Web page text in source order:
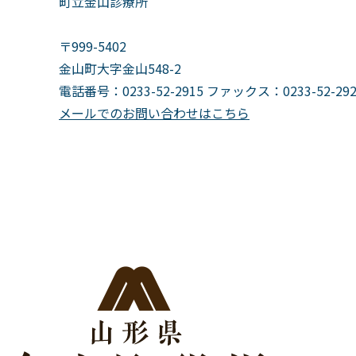
〒999-5402
金山町大字金山548-2
電話番号：0233-52-2915 ファックス：0233-52-
メールでのお問い合わせはこちら